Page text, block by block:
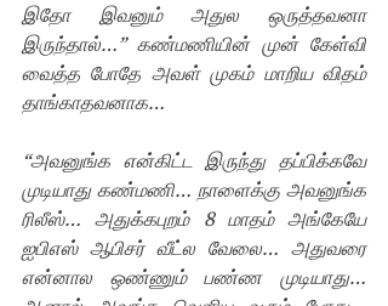
இதோ இவனும் அதுல ஒருத்தவனா
இருந்தால்…” கண்மணியின் முன் கேள்வி
வைத்த போதே அவள் முகம் மாறிய விதம்
தாங்காதவனாக…
“அவனுங்க என்கிட்ட இருந்து தப்பிக்கவே
முடியாது கண்மணி… நாளைக்கு அவனுங்க
ரிலீஸ்… அதுக்கபுறம் 8 மாதம் அங்கேயே
ஐபிஎஸ் ஆபிசர் வீட்ல வேலை… அதுவரை
என்னால ஒண்ணும் பண்ண முடியாது…